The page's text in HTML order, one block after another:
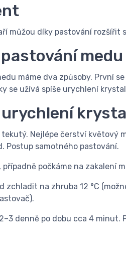
můžou díky pastování rozšířit
medu
máme dva způsoby. První
se užívá spíše urychlení
tekutý. Nejlépe čerství květový
Postup samotného pastování.
případně počkáme na zakalení
zchladit na zhruba 12 °C
denně po dobu cca 4 minut.